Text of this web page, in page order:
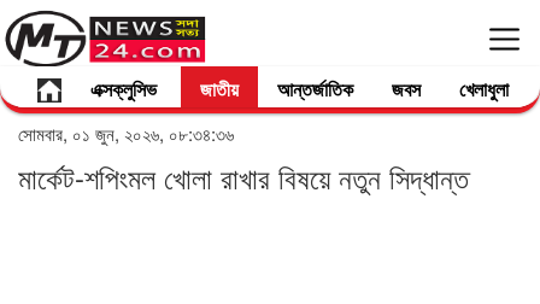
এক্সক্লুসিভ জাতীয় আন্তর্জাতিক জবস খেলাধুলা
সোমবার, ০১ জুন, ২০২৬, ০৮:৩৪:৩৬
মার্কেট-শপিংমল খোলা রাখার বিষয়ে নতুন সিদ্ধান্ত